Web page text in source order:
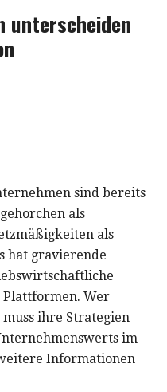
sind bereits
als
als
hat gravierende
Plattformen. Wer
ihre Strategien
im
Informationen